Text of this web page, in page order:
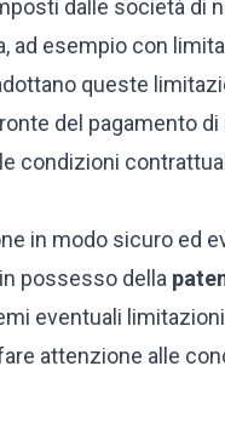
dalle società di
ad esempio con
queste
del pagamento
condizioni
in modo sicuro ed
possesso della
eventuali
attenzione alle